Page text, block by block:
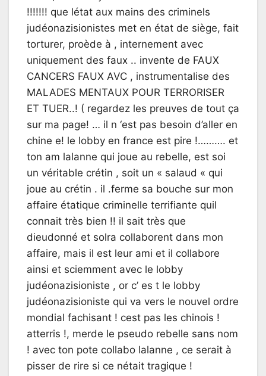
!!!!!!! que létat aux mains des criminels
judéonazisionistes met en état de siège, fait
torturer, proède à , internement avec
uniquement des faux .. invente de FAUX
CANCERS FAUX AVC , instrumentalise des
MALADES MENTAUX POUR TERRORISER
ET TUER..! ( regardez les preuves de tout ça
sur ma page! … il n ‘est pas besoin d’aller en
chine e! le lobby en france est pire !………. et
ton am lalanne qui joue au rebelle, est soi
un véritable crétin , soit un « salaud « qui
joue au crétin . il .ferme sa bouche sur mon
affaire étatique criminelle terrifiante quil
connait très bien !! il sait très que
dieudonné et solra collaborent dans mon
affaire, mais il est leur ami et il collabore
ainsi et sciemment avec le lobby
judéonazisioniste , or c’ es t le lobby
judéonazisioniste qui va vers le nouvel ordre
mondial fachisant ! cest pas les chinois !
atterris !, merde le pseudo rebelle sans nom
! avec ton pote collabo lalanne , ce serait à
pisser de rire si ce nétait tragique !